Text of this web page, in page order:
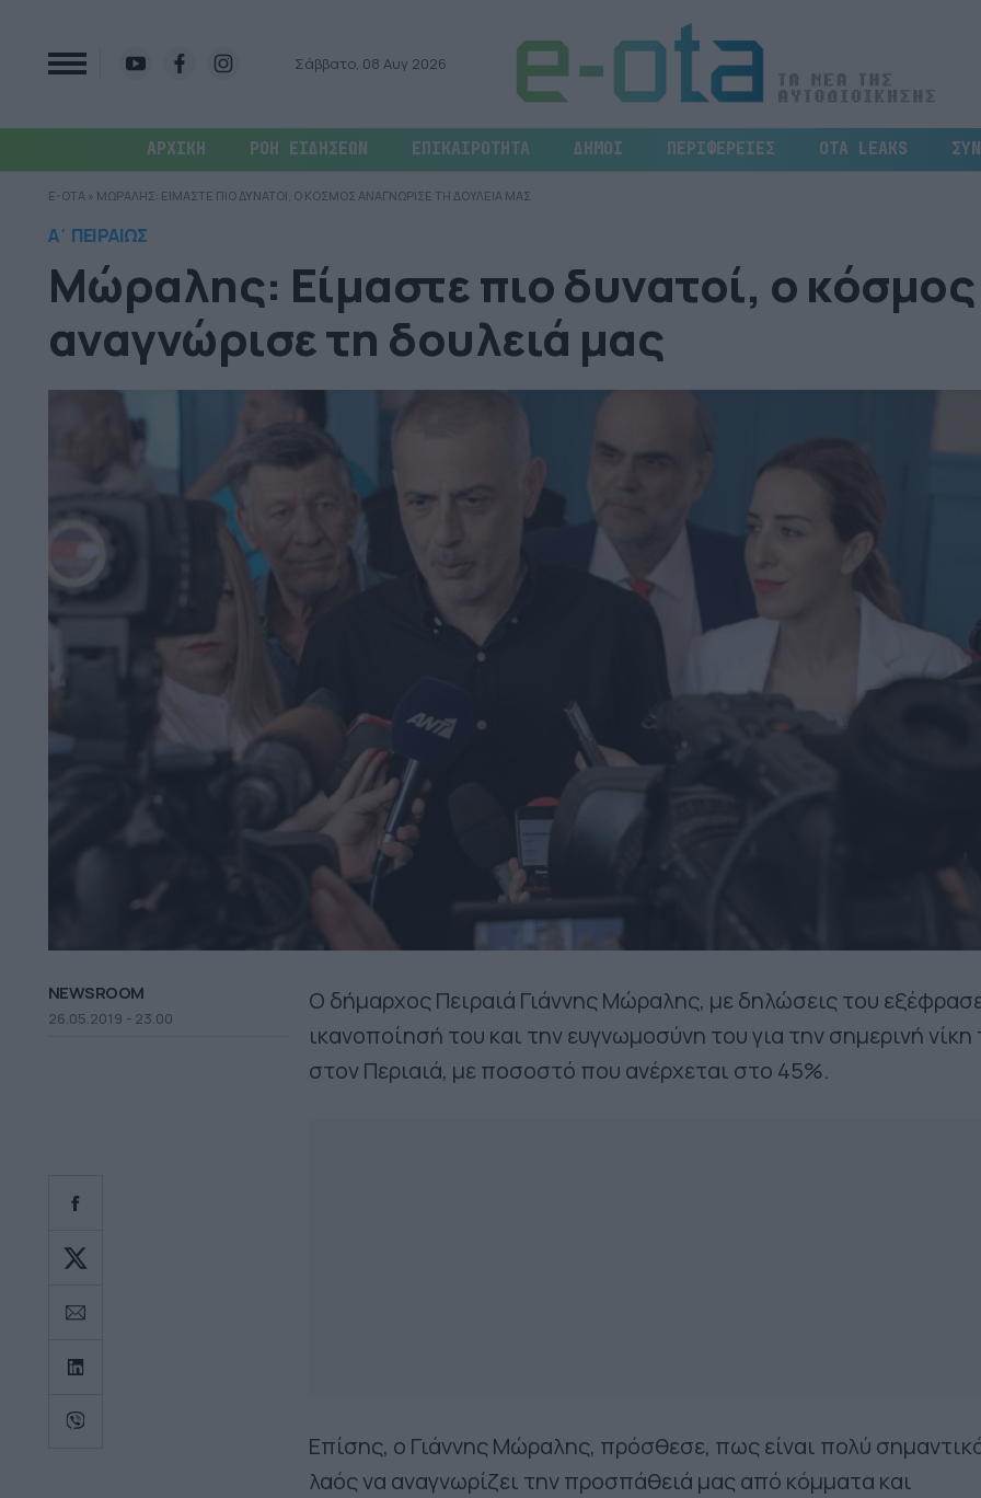
Σάββατο, 08 Αυγ 2026
ΑΡΧΙΚΗ ΡΟΗ ΕΙΔΗΣΕΩΝ ΕΠΙΚΑΙΡΟΤΗΤΑ ΔΗΜΟΙ ΠΕΡΙΦΕΡΕΙΕΣ OTA LEAKS
E-OTA » ΜΩΡΑΛΗΣ: ΕΙΜΑΣΤΕ ΠΙΟ ΔΥΝΑΤΟΙ, Ο ΚΟΣΜΟΣ ΑΝΑΓΝΩΡΙΣΕ ΤΗ ΔΟΥΛΕΙΑ ΜΑΣ
Α΄ ΠΕΙΡΑΙΩΣ
Μώραλης: Είμαστε πιο δυνατοί, ο κόσμος
αναγνώρισε τη δουλειά μας
NEWSROOM
26.05.2019 - 23.00
Ο δήμαρχος Πειραιά Γιάννης Μώραλης, με δηλώσεις του
ικανοποίησή του και την ευγνωμοσύνη του για την σημερινή νίκη
στον Περιαιά, με ποσοστό που ανέρχεται στο 45%.
Επίσης, ο Γιάννης Μώραλης, πρόσθεσε, πως είναι πολύ
λαός να αναγνωρίζει την προσπάθειά μας από κόμματα και